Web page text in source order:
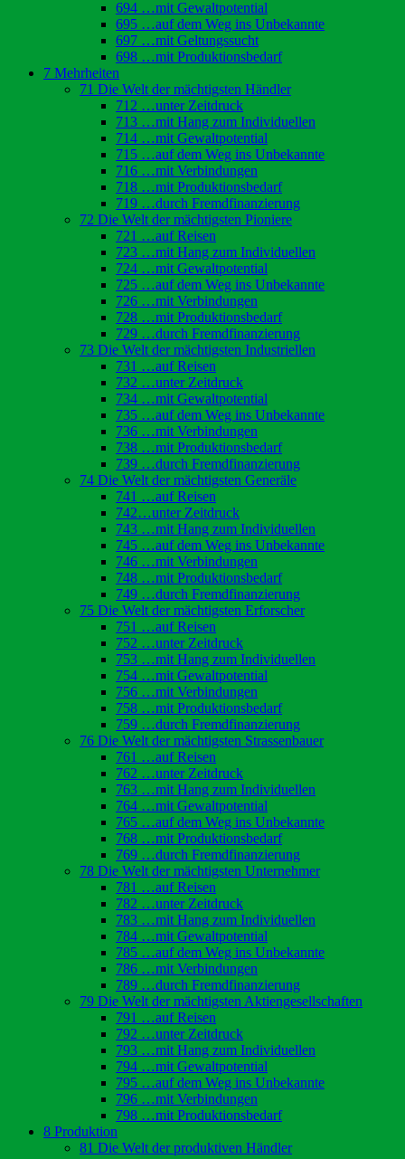
694 …mit Gewaltpotential
695 …auf dem Weg ins Unbekannte
697 …mit Geltungssucht
698 …mit Produktionsbedarf
7 Mehrheiten
71 Die Welt der mächtigsten Händler
712 …unter Zeitdruck
713 …mit Hang zum Individuellen
714 …mit Gewaltpotential
715 …auf dem Weg ins Unbekannte
716 …mit Verbindungen
718 …mit Produktionsbedarf
719 …durch Fremdfinanzierung
72 Die Welt der mächtigsten Pioniere
721 …auf Reisen
723 …mit Hang zum Individuellen
724 …mit Gewaltpotential
725 …auf dem Weg ins Unbekannte
726 …mit Verbindungen
728 …mit Produktionsbedarf
729 …durch Fremdfinanzierung
73 Die Welt der mächtigsten Industriellen
731 …auf Reisen
732 …unter Zeitdruck
734 …mit Gewaltpotential
735 …auf dem Weg ins Unbekannte
736 …mit Verbindungen
738 …mit Produktionsbedarf
739 …durch Fremdfinanzierung
74 Die Welt der mächtigsten Generäle
741 …auf Reisen
742…unter Zeitdruck
743 …mit Hang zum Individuellen
745 …auf dem Weg ins Unbekannte
746 …mit Verbindungen
748 …mit Produktionsbedarf
749 …durch Fremdfinanzierung
75 Die Welt der mächtigsten Erforscher
751 …auf Reisen
752 …unter Zeitdruck
753 …mit Hang zum Individuellen
754 …mit Gewaltpotential
756 …mit Verbindungen
758 …mit Produktionsbedarf
759 …durch Fremdfinanzierung
76 Die Welt der mächtigsten Strassenbauer
761 …auf Reisen
762 …unter Zeitdruck
763 …mit Hang zum Individuellen
764 …mit Gewaltpotential
765 …auf dem Weg ins Unbekannte
768 …mit Produktionsbedarf
769 …durch Fremdfinanzierung
78 Die Welt der mächtigsten Unternehmer
781 …auf Reisen
782 …unter Zeitdruck
783 …mit Hang zum Individuellen
784 …mit Gewaltpotential
785 …auf dem Weg ins Unbekannte
786 …mit Verbindungen
789 …durch Fremdfinanzierung
79 Die Welt der mächtigsten Aktiengesellschaften
791 …auf Reisen
792 …unter Zeitdruck
793 …mit Hang zum Individuellen
794 …mit Gewaltpotential
795 …auf dem Weg ins Unbekannte
796 …mit Verbindungen
798 …mit Produktionsbedarf
8 Produktion
81 Die Welt der produktiven Händler